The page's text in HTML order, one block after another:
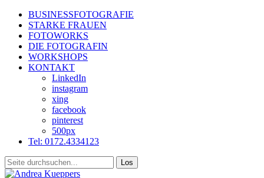
BUSINESSFOTOGRAFIE
STARKE FRAUEN
FOTOWORKS
DIE FOTOGRAFIN
WORKSHOPS
KONTAKT
LinkedIn
instagram
xing
facebook
pinterest
500px
Tel: 0172.4334123